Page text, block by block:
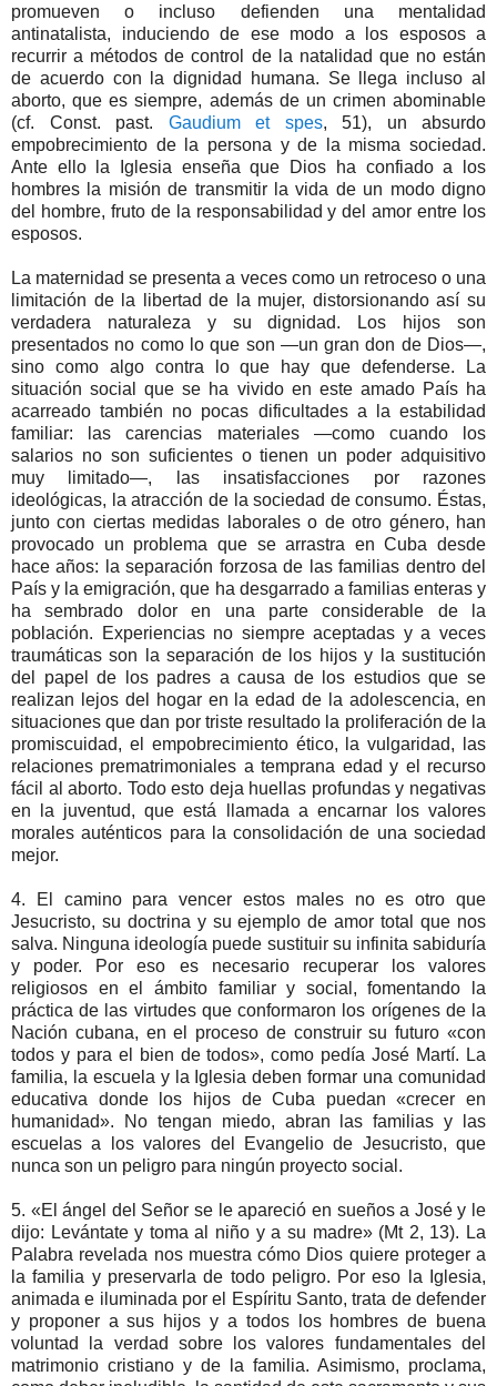
promueven o incluso defienden una mentalidad
antinatalista, induciendo de ese modo a los esposos a
recurrir a métodos de control de la natalidad que no están
de acuerdo con la dignidad humana. Se llega incluso al
aborto, que es siempre, además de un crimen abominable
(cf. Const. past. Gaudium et spes, 51), un absurdo
empobrecimiento de la persona y de la misma sociedad.
Ante ello la Iglesia enseña que Dios ha confiado a los
hombres la misión de transmitir la vida de un modo digno
del hombre, fruto de la responsabilidad y del amor entre los
esposos.
La maternidad se presenta a veces como un retroceso o una
limitación de la libertad de la mujer, distorsionando así su
verdadera naturaleza y su dignidad. Los hijos son
presentados no como lo que son —un gran don de Dios—,
sino como algo contra lo que hay que defenderse. La
situación social que se ha vivido en este amado País ha
acarreado también no pocas dificultades a la estabilidad
familiar: las carencias materiales —como cuando los
salarios no son suficientes o tienen un poder adquisitivo
muy limitado—, las insatisfacciones por razones
ideológicas, la atracción de la sociedad de consumo. Éstas,
junto con ciertas medidas laborales o de otro género, han
provocado un problema que se arrastra en Cuba desde
hace años: la separación forzosa de las familias dentro del
País y la emigración, que ha desgarrado a familias enteras y
ha sembrado dolor en una parte considerable de la
población. Experiencias no siempre aceptadas y a veces
traumáticas son la separación de los hijos y la sustitución
del papel de los padres a causa de los estudios que se
realizan lejos del hogar en la edad de la adolescencia, en
situaciones que dan por triste resultado la proliferación de la
promiscuidad, el empobrecimiento ético, la vulgaridad, las
relaciones prematrimoniales a temprana edad y el recurso
fácil al aborto. Todo esto deja huellas profundas y negativas
en la juventud, que está llamada a encarnar los valores
morales auténticos para la consolidación de una sociedad
mejor.
4. El camino para vencer estos males no es otro que
Jesucristo, su doctrina y su ejemplo de amor total que nos
salva. Ninguna ideología puede sustituir su infinita sabiduría
y poder. Por eso es necesario recuperar los valores
religiosos en el ámbito familiar y social, fomentando la
práctica de las virtudes que conformaron los orígenes de la
Nación cubana, en el proceso de construir su futuro «con
todos y para el bien de todos», como pedía José Martí. La
familia, la escuela y la Iglesia deben formar una comunidad
educativa donde los hijos de Cuba puedan «crecer en
humanidad». No tengan miedo, abran las familias y las
escuelas a los valores del Evangelio de Jesucristo, que
nunca son un peligro para ningún proyecto social.
5. «El ángel del Señor se le apareció en sueños a José y le
dijo: Levántate y toma al niño y a su madre» (Mt 2, 13). La
Palabra revelada nos muestra cómo Dios quiere proteger a
la familia y preservarla de todo peligro. Por eso la Iglesia,
animada e iluminada por el Espíritu Santo, trata de defender
y proponer a sus hijos y a todos los hombres de buena
voluntad la verdad sobre los valores fundamentales del
matrimonio cristiano y de la familia. Asimismo, proclama,